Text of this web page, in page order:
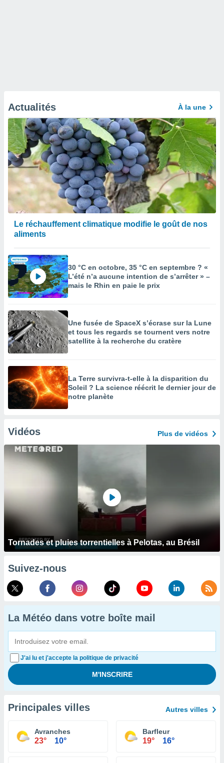
Actualités À la une
Le réchauffement climatique modifie le goût de nos
aliments
30 °C en octobre, 35 °C en septembre ? «
L’été n’a aucune intention de s’arrêter » –
mais le Rhin en paie le prix
Une fusée de SpaceX s’écrase sur la Lune
et tous les regards se tournent vers notre
satellite à la recherche du cratère
La Terre survivra-t-elle à la disparition du
Soleil ? La science réécrit le dernier jour de
notre planète
Vidéos Plus de vidéos
Tornades et pluies torrentielles à Pelotas, au Brésil
Suivez-nous
La Météo dans votre boîte mail
J'ai lu et j'accepte la politique de privacité
Principales villes Autres villes
Avranches
23° 10°
Barfleur
19° 16°